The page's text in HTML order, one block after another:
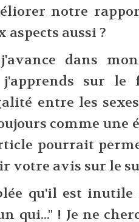
notre
aussi ?
dans
j'apprends sur le
entre les
comme une
pourrait
votre avis sur le
qu'il est
qui..." ! Je ne